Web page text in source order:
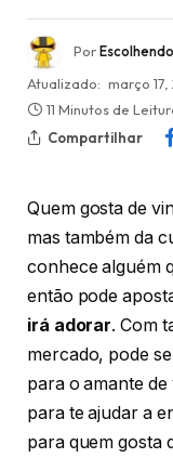
Por
Atualizado: março 17,
11 Minutos de
Compartilhar
Quem gosta de
mas também da
conhece alguém
então pode
irá adorar. Com
mercado, pode
para o amante
para te ajudar a
para quem gosta